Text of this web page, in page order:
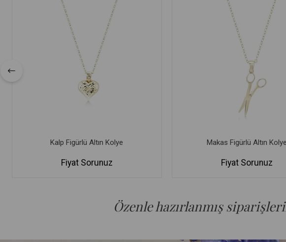
Kalp Figürlü Altın Kolye
Fiyat Sorunuz
Makas Figürlü Altın Kolye
Fiyat Sorunuz
Özenle hazırlanmış